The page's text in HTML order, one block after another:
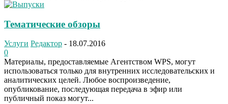
Тематические обзоры
Услуги Редактор - 18.07.2016
0
Материалы, предоставляемые Агентством WPS, могут
использоваться только для внутренних исследовательских и
аналитических целей. Любое воспроизведение,
опубликование, последующая передача в эфир или
публичный показ могут...